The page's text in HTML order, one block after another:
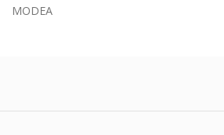
MODEA